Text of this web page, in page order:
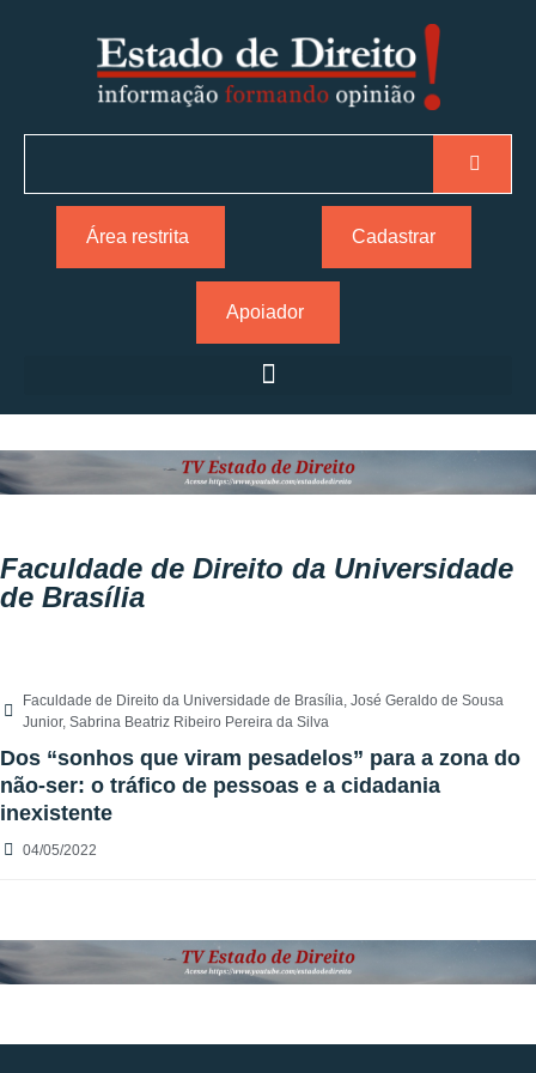
Área restrita Cadastrar
Apoiador
Faculdade de Direito da Universidade
de Brasília
Faculdade de Direito da Universidade de Brasília, José Geraldo de Sousa
Junior, Sabrina Beatriz Ribeiro Pereira da Silva
Dos “sonhos que viram pesadelos” para a zona do
não-ser: o tráfico de pessoas e a cidadania
inexistente
04/05/2022